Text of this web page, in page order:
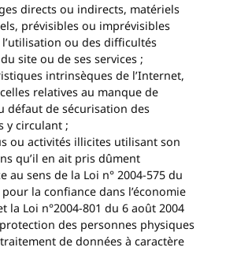
directs ou indirects, matériels
prévisibles ou imprévisibles
ou des difficultés
site ou de ses services ;
intrinsèques de l’Internet,
relatives au manque de
défaut de sécurisation des
y circulant ;
ou activités illicites utilisant son
qu’il en ait pris dûment
au sens de la Loi n° 2004-575 du
la confiance dans l’économie
la Loi n°2004-801 du 6 août 2004
des personnes physiques
de données à caractère